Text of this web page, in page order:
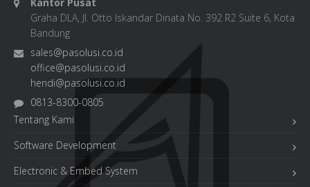
Graha DLA, Jl. Otto Iskandar Dinata No. 392 R2 Suite 6, Kota
Bandung
sales@pasolusi.co.id
office@pasolusi.co.id
hendi@pasolusi.co.id
0813-8300-0805
Tentang Kami
Software Development
Electronic & Embed System